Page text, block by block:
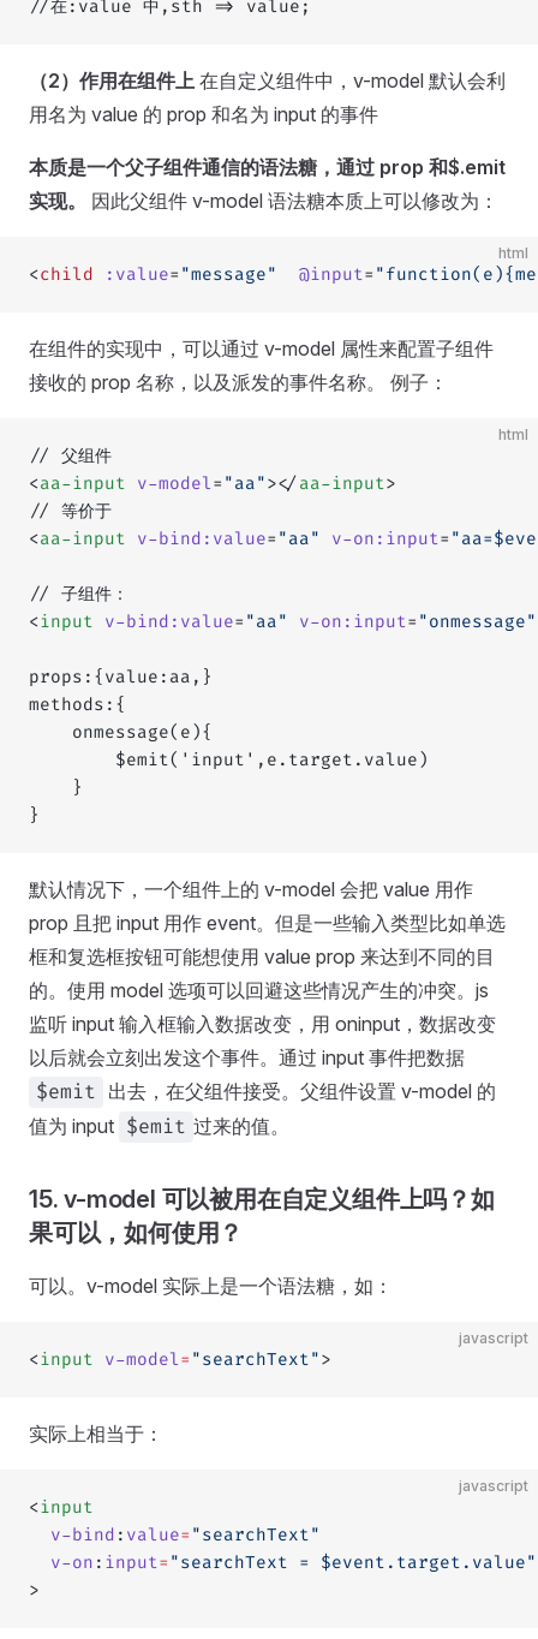
//在:value 中,sth => value;
（2）作用在组件上 在自定义组件中，v-model 默认会利
用名为 value 的 prop 和名为 input 的事件
本质是一个父子组件通信的语法糖，通过 prop 和$.emit
实现。
因此父组件 v-model 语法糖本质上可以修改为：
html
<child :value= "message"
  @input
=
在组件的实现中，可以通过 v-model 属性来配置子组件
接收的 prop 名称，以及派发的事件名称。 例子：
html
// 父组件
<aa-input v-model= "aa"></aa-input>
// 等价于
<aa-input v-bind:value= "aa" v-on:input=
// 子组件：
<input v-bind:value= "aa" v-on:input= "onmessage"
props:{value:aa,}
methods:{
    onmessage(e){
        $emit('input',e.target.value)
    }
}
默认情况下，一个组件上的 v-model 会把 value 用作
prop 且把 input 用作 event。但是一些输入类型比如单选
框和复选框按钮可能想使用 value prop 来达到不同的目
的。使用 model 选项可以回避这些情况产生的冲突。js
监听 input 输入框输入数据改变，用 oninput，数据改变
以后就会立刻出发这个事件。通过 input 事件把数据
$emit 出去，在父组件接受。父组件设置 v-model 的
值为 input $emit 过来的值。
15. v-model 可以被用在自定义组件上吗？如
果可以，如何使用？
可以。v-model 实际上是一个语法糖，如：
javascript
<input v-model= "searchText">
实际上相当于：
javascript
<input
  v-bind
: value= "searchText"
  v-on
: input= "searchText = $event.target.value"
>